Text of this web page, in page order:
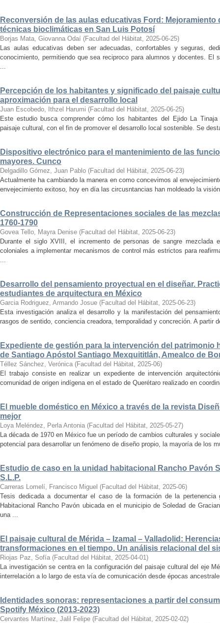
Reconversión de las aulas educativas Ford:
técnicas bioclimáticas en San Luis Potosí
Borjas Mata, Giovanna Odaí (Facultad del Hábitat, 2025-06-25)
Las aulas educativas deben ser adecuadas, confortables y seguras,
conocimiento, permitiendo que sea reciproco para alumnos y docentes. El
...
Percepción de los habitantes y significado del paisaje
aproximación para el desarrollo local
Juan Escobedo, Ithzel Harumi (Facultad del Hábitat, 2025-06-25)
Este estudio busca comprender cómo los habitantes del Ejido La
paisaje cultural, con el fin de promover el desarrollo local sostenible. Se
Dispositivo electrónico para el mantenimiento de las
mayores. Cunco
Delgadillo Gómez, Juan Pablo (Facultad del Hábitat, 2025-06-23)
Actualmente ha cambiando la manera en como concevimos al
envejecimiento exitoso, hoy en día las circusntancias han moldeado la
Construcción de Representaciones sociales de las
1760-1790
Govea Tello, Mayra Denise (Facultad del Hábitat, 2025-06-23)
Durante el siglo XVIII, el incremento de personas de sangre
coloniales a implementar mecanismos de control más estrictos para
...
Desarrollo del pensamiento proyectual en el diseñar.
estudiantes de arquitectura en México
Garcia Rodriguez, Armando Josue (Facultad del Hábitat, 2025-06-23)
Esta investigación analiza el desarrollo y la manifestación del
rasgos de sentido, conciencia creadora, temporalidad y concreción. A partir
Expediente de gestión para la intervención del patrimonio
de Santiago Apóstol Santiago Mexquititlán, Amealco de
Téllez Sánchez, Verónica (Facultad del Hábitat, 2025-06)
El trabajo consiste en realizar un expediente de intervención
comunidad de origen indígena en el estado de Querétaro realizado en
El mueble doméstico en México a través de la revista
mejor
Loya Meléndez, Perla Antonia (Facultad del Hábitat, 2025-05-27)
La década de 1970 en México fue un período de cambios culturales y
potencial para desarrollar un fenómeno de diseño propio, la mayoría de los
Estudio de caso en la unidad habitacional Rancho Pavón
S.L.P.
Carreras Lomelí, Francisco Miguel (Facultad del Hábitat, 2025-06)
Tesis dedicada a documentar el caso de la formación de la
Habitacional Rancho Pavón ubicada en el municipio de Soledad de
una ...
El paisaje cultural de Mérida – Izamal – Valladolid:
transformaciones en el tiempo. Un análisis relacional del
Riojas Paz, Sofía (Facultad del Hábitat, 2025-04-01)
La investigación se centra en la configuración del paisaje cultural del eje
interrelación a lo largo de esta vía de comunicación desde épocas
Identidades sonoras: representaciones a partir del
Spotify México (2013-2023)
Cervantes Martínez, Jalil Felipe (Facultad del Hábitat, 2025-02-02)